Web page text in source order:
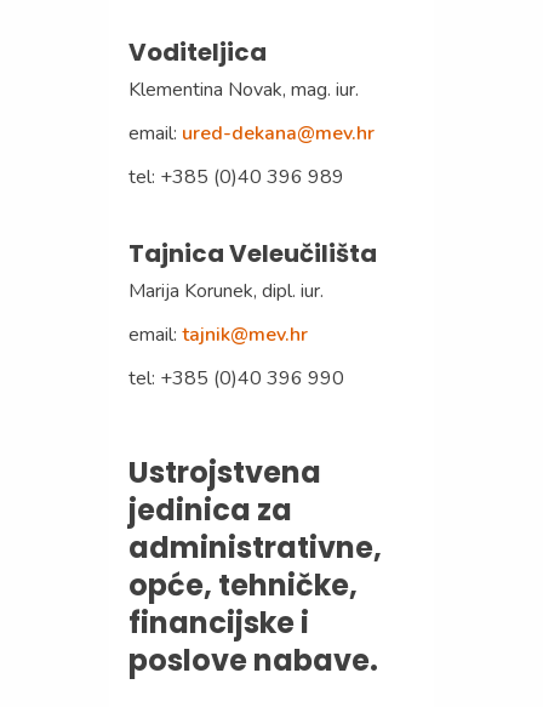
Voditeljica
Klementina Novak, mag. iur.
email: ured-dekana@mev.hr
tel: +385 (0)40 396 989
Tajnica Veleučilišta
Marija Korunek, dipl. iur.
email: tajnik@mev.hr
tel: +385 (0)40 396 990
Ustrojstvena
jedinica za
administrativne,
opće, tehničke,
financijske i
poslove nabave.